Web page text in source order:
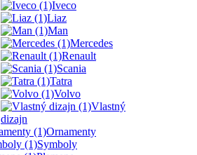
Iveco
Liaz
Man
Mercedes
Renault
Scania
Tatra
Volvo
Vlastný
dizajn
Ornamenty
Symboly